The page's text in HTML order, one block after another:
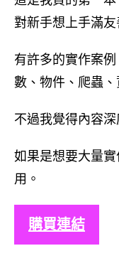
對新手想上手滿友
有許多的實作案
數、物件、爬蟲
不過我覺得內容
如果是想要大量
用。
購買連結